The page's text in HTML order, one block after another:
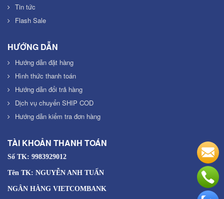
Tin tức
Flash Sale
HƯỚNG DẪN
Hướng dẫn đặt hàng
Hình thức thanh toán
Hướng dẫn đổi trả hàng
Dịch vụ chuyển SHIP COD
Hướng dẫn kiểm tra đơn hàng
TÀI KHOẢN THANH TOÁN
Số TK: 9983929012
Tên TK: NGUYỄN ANH TUẤN
NGÂN HÀNG VIETCOMBANK